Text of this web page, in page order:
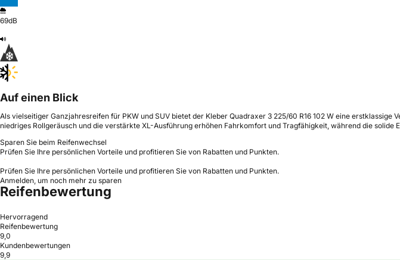
69dB
Auf einen Blick
Als vielseitiger Ganzjahresreifen für PKW und SUV bietet der Kleber Quadraxer 3 225/60 R16 102 W eine
niedriges Rollgeräusch und die verstärkte XL-Ausführung erhöhen Fahrkomfort und Tragfähigkeit, während die
Sparen Sie beim Reifenwechsel
Prüfen Sie Ihre persönlichen Vorteile und profitieren Sie von Rabatten und Punkten.
Prüfen Sie Ihre persönlichen Vorteile und profitieren Sie von Rabatten und Punkten.
Anmelden, um noch mehr zu sparen
Reifenbewertung
Hervorragend
Reifenbewertung
9,0
Kundenbewertungen
9,9